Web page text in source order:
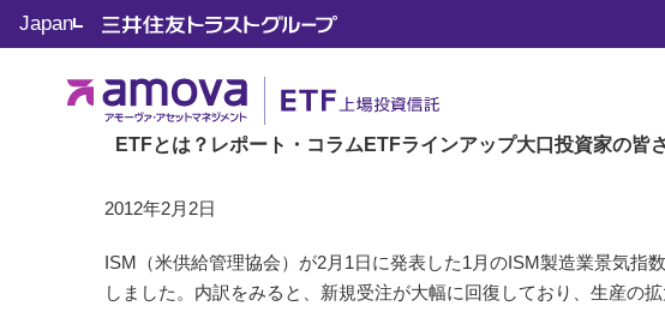
ETFとは？ レポート・コラム ETFラインアップ大口投資家の皆
Japan トップ ETF 知って役立つ JoJoマーケット
Vol.31 景気回復のもと堅調な推移
2012年2月2日
ISM（米供給管理協会）が2月1日に発表した1月のISM製造業景気指
しました。内訳をみると、新規受注が大幅に回復しており、生産の